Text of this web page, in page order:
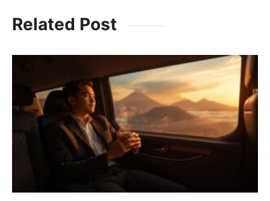
c
e
b
o
k
at
s
A
p
e
gr
a
dI
n
Related Post